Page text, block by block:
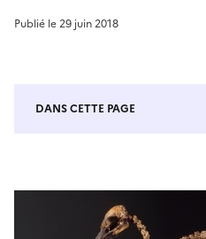
Publié le29 juin 2018
DANS CETTE PAGE